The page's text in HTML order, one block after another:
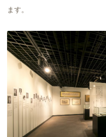
ます。